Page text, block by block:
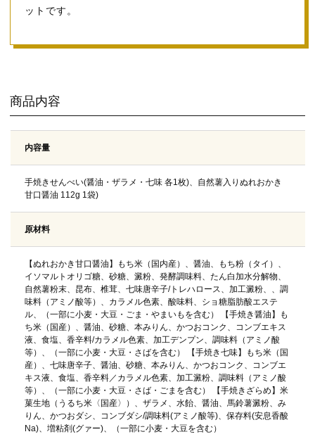
ットです。
商品内容
内容量
手焼きせんべい(醤油・ザラメ・七味 各1枚)、自然薯入りぬれおかき
甘口醤油 112g 1袋)
原材料
【ぬれおかき甘口醤油】もち米（国内産）、醤油、もち粉（タイ）、
イソマルトオリゴ糖、砂糖、澱粉、発酵調味料、たん白加水分解物、
自然薯粉末、昆布、椎茸、七味唐辛子/トレハロース、加工澱粉、、調
味料（アミノ酸等）、カラメル色素、酸味料、ショ糖脂肪酸エステ
ル、（一部に小麦・大豆・ごま・やまいもを含む） 【手焼き醤油】も
ち米（国産）、醤油、砂糖、本みりん、かつおコンク、コンブエキス
液、食塩、香辛料/カラメル色素、加工デンプン、調味料（アミノ酸
等）、（一部に小麦・大豆・さばを含む） 【手焼き七味】もち米（国
産）、七味唐辛子、醤油、砂糖、本みりん、かつおコンク、コンブエ
キス液、食塩、香辛料／カラメル色素、加工澱粉、調味料（アミノ酸
等）、（一部に小麦・大豆・さば・ごまを含む） 【手焼きざらめ】米
菓生地（うるち米〈国産〉）、ザラメ、水飴、醤油、馬鈴薯澱粉、み
りん、かつおダシ、コンブダシ/調味料(アミノ酸等)、保存料(安息香酸
Na)、増粘剤(グァー)、（一部に小麦・大豆を含む）